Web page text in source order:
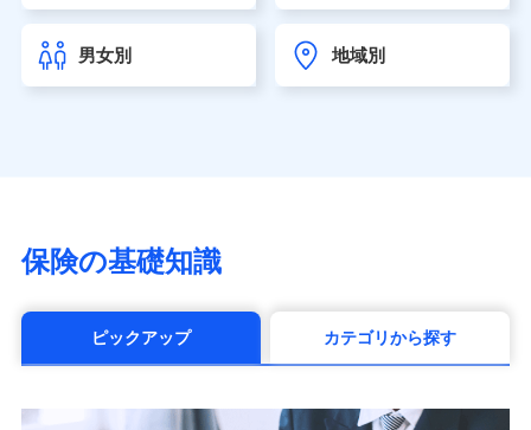
チューリッヒ生命保険株式会社
東京海上日動あんしん生命保険株式会社
（https://www.tmn-anshin.co.jp/）
マニュライフ生命保険株式会社
（https://www.manulife.co.jp/）
（https://www.msa-life.co.jp/）
メットライフ生命株式会社(https://www.metlife.co.jp/)
男女別 地域別
保険の基礎知識
ピックアップ カテゴリから探す